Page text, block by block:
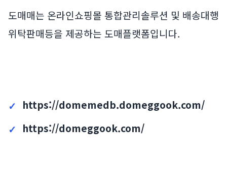
도매매는 온라인쇼핑몰 통합관리솔루션 및 배송대행
위탁판매등을 제공하는 도매플랫폼입니다.
https://domemedb.domeggook.com/
https://domeggook.com/